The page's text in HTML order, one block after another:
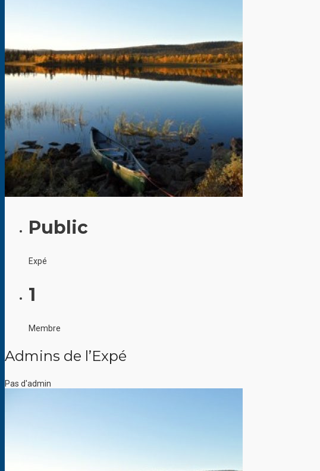
Public
Expé
1
Membre
Admins de l’Expé
Pas d'admin